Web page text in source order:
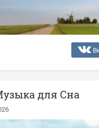
для Сна